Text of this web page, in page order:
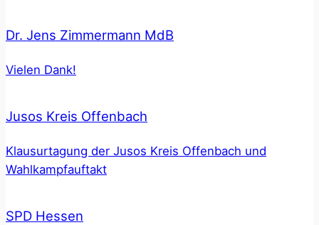
Dr. Jens Zimmermann MdB
Vielen Dank!
Jusos Kreis Offenbach
Klausurtagung der Jusos Kreis Offenbach und
Wahlkampfauftakt
SPD Hessen